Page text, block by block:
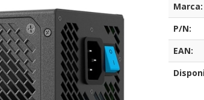
Marca:
P/N:
EAN: